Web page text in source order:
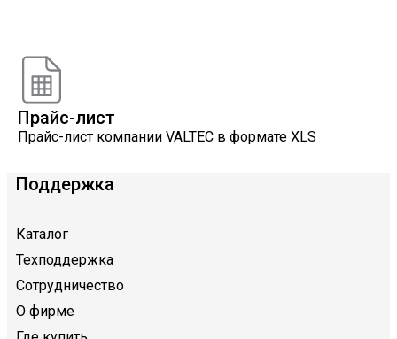
Прайс-лист
Прайс-лист компании VALTEC в формате XLS
Поддержка
Каталог
Техподдержка
Сотрудничество
О фирме